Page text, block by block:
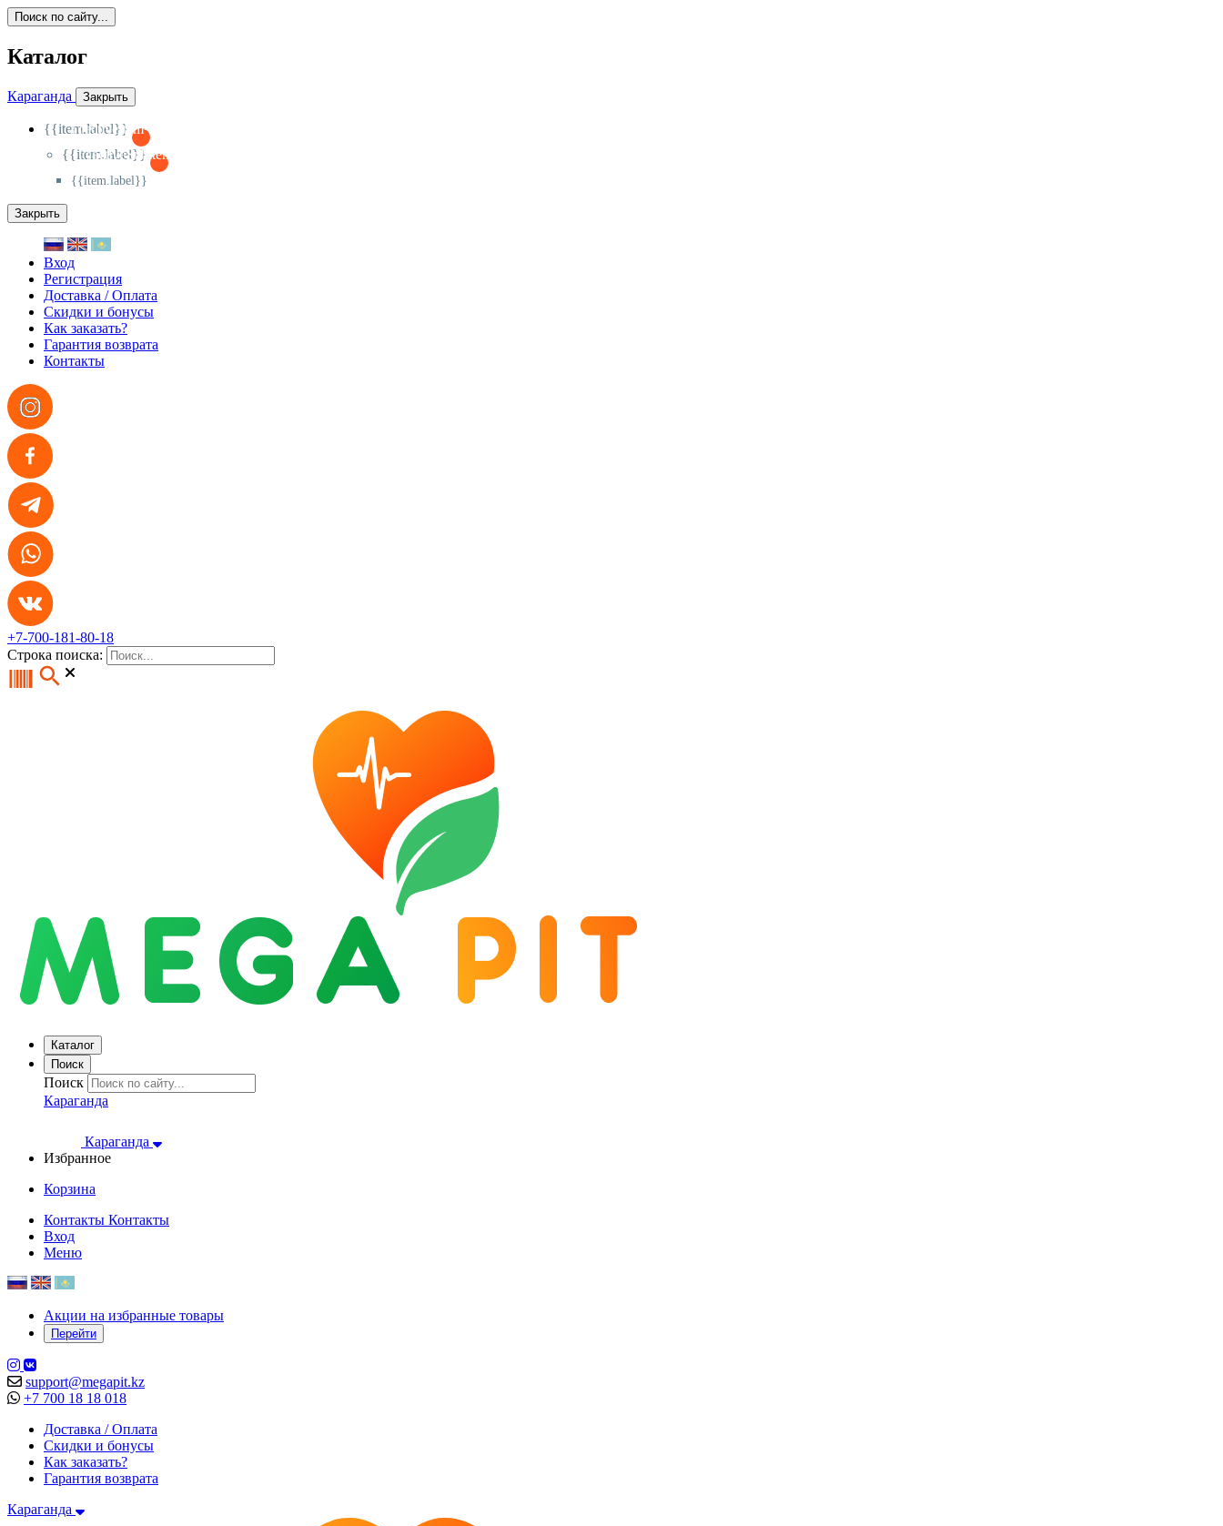
Поиск по сайту...
Каталог
Караганда Закрыть
{{item.label}}
{{activeItem==item.id?'-
{{item.label}}
{{activeSubitem==item.id?'-
{{item.label}}
Закрыть
Вход
Регистрация
Доставка / Оплата
Скидки и бонусы
Как заказать?
Гарантия возврата
Контакты
+7-700-181-80-18
Строка поиска:
Каталог
Поиск
Поиск
Караганда
Караганда
Избранное
Корзина
Контакты Контакты
Вход
Меню
Акции на избранные товары
Перейти
support@megapit.kz
+7 700 18 18 018
Доставка / Оплата
Скидки и бонусы
Как заказать?
Гарантия возврата
Караганда